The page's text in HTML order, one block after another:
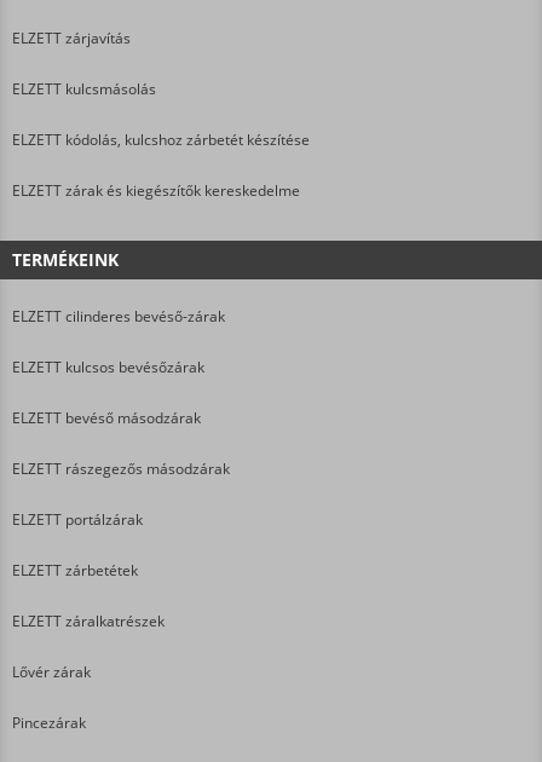
ELZETT zárjavítás
ELZETT kulcsmásolás
ELZETT kódolás, kulcshoz zárbetét készítése
ELZETT zárak és kiegészítők kereskedelme
TERMÉKEINK
ELZETT cilinderes bevéső-zárak
ELZETT kulcsos bevésőzárak
ELZETT bevéső másodzárak
ELZETT rászegezős másodzárak
ELZETT portálzárak
ELZETT zárbetétek
ELZETT záralkatrészek
Lővér zárak
Pincezárak